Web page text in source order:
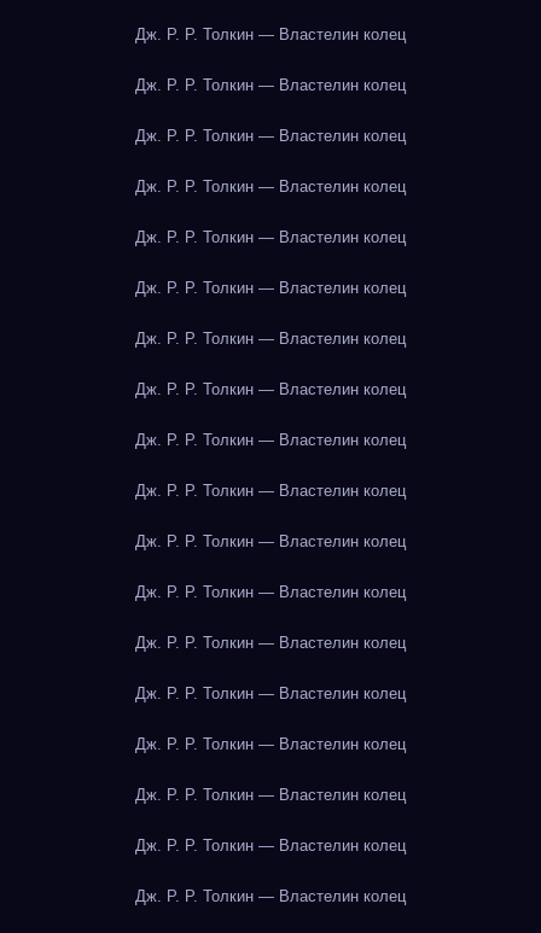
Дж. Р. Р. Толкин — Властелин колец
Дж. Р. Р. Толкин — Властелин колец
Дж. Р. Р. Толкин — Властелин колец
Дж. Р. Р. Толкин — Властелин колец
Дж. Р. Р. Толкин — Властелин колец
Дж. Р. Р. Толкин — Властелин колец
Дж. Р. Р. Толкин — Властелин колец
Дж. Р. Р. Толкин — Властелин колец
Дж. Р. Р. Толкин — Властелин колец
Дж. Р. Р. Толкин — Властелин колец
Дж. Р. Р. Толкин — Властелин колец
Дж. Р. Р. Толкин — Властелин колец
Дж. Р. Р. Толкин — Властелин колец
Дж. Р. Р. Толкин — Властелин колец
Дж. Р. Р. Толкин — Властелин колец
Дж. Р. Р. Толкин — Властелин колец
Дж. Р. Р. Толкин — Властелин колец
Дж. Р. Р. Толкин — Властелин колец